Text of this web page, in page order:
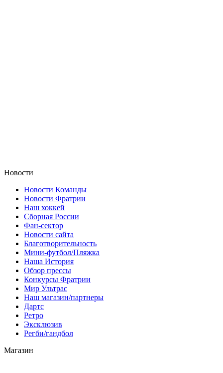
Новости
Новости Команды
Новости Фратрии
Наш хоккей
Сборная России
Фан-cектор
Новости сайта
Благотворительность
Мини-футбол/Пляжка
Наша История
Обзор прессы
Конкурсы Фратрии
Мир Ультрас
Наш магазин/партнеры
Дартс
Ретро
Эксклюзив
Регби/гандбол
Магазин